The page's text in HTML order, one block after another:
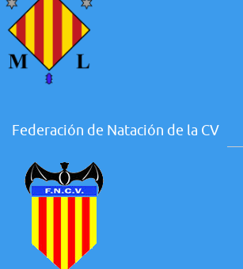
Federación de Natación de la CV